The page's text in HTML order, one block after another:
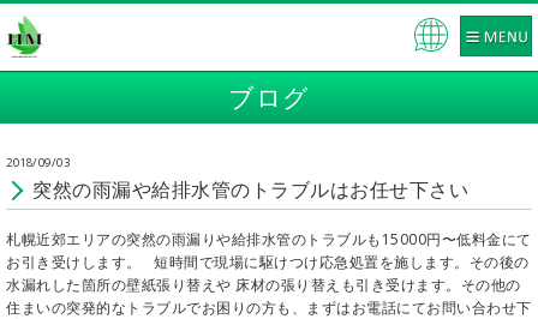
ブログ
2018/09/03
突然の雨漏や給排水管のトラブルはお任せ下さい
札幌近郊エリアの突然の雨漏りや給排水管のトラブルも 15000円〜低料金にて
お引き受けします。 短時間で現場に駆けつけ応急処置を施します。その後の
水漏れした箇所の壁紙張り替えや 床材の張り替えも引き受けます。その他の
住まいの突発的なトラブルでお困りの方も、まずはお電話にてお問い合わせ下